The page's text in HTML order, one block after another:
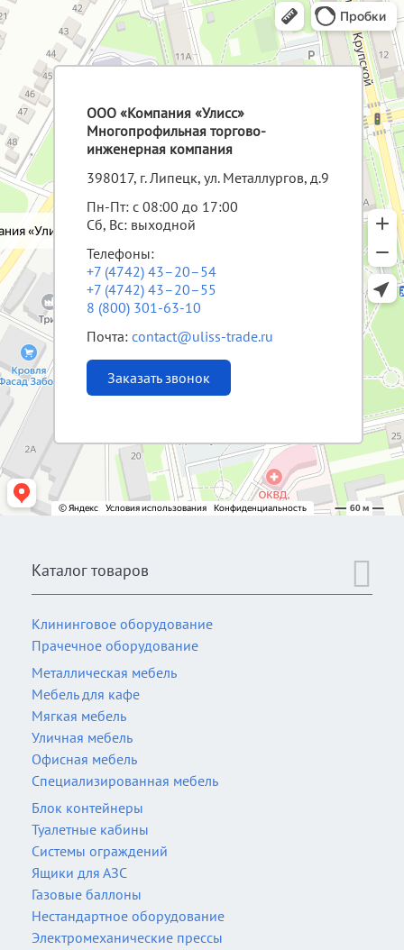
ООО «Компания «Улисс»
Многопрофильная торгово-
инженерная компания
398017, г. Липецк, ул. Металлургов, д.9
Пн-Пт: с 08:00 до 17:00
Сб, Вс: выходной
Телефоны:
+7 (4742) 43–20–54
+7 (4742) 43–20–55
8 (800) 301-63-10
Почта:contact@uliss-trade.ru
Заказать звонок
Каталог товаров
Клининговое оборудование
Прачечное оборудование
Металлическая мебель
Мебель для кафе
Мягкая мебель
Уличная мебель
Офисная мебель
Специализированная мебель
Блок контейнеры
Туалетные кабины
Системы ограждений
Ящики для АЗС
Газовые баллоны
Нестандартное оборудование
Электромеханические прессы